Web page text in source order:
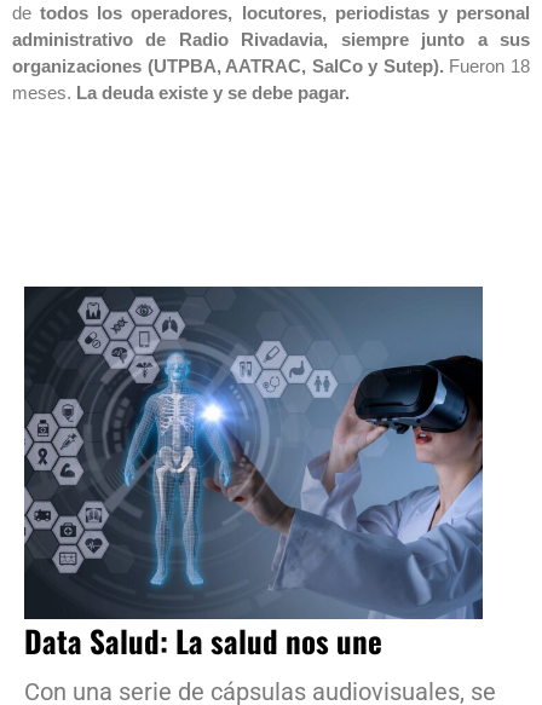
detodos los operadores, locutores, periodistas y personal
administrativo de Radio Rivadavia, siempre junto a sus
organizaciones (UTPBA, AATRAC, SalCo y Sutep). Fueron 18
meses. La deuda existe y se debe pagar.
Data Salud: La salud nos une
Con una serie de cápsulas audiovisuales, se